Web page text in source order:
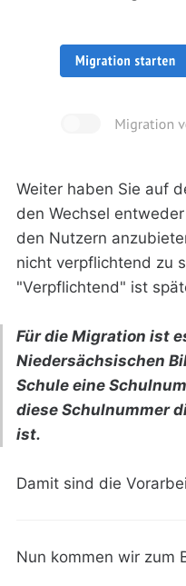
Weiter haben Sie auf
den Wechsel
den Nutzern
nicht verpflichtend zu
"Verpflichtend" ist
Für die Migration ist
Niedersächsischen
Schule eine
diese Schulnummer
ist.
Damit sind die
Nun kommen wir zum